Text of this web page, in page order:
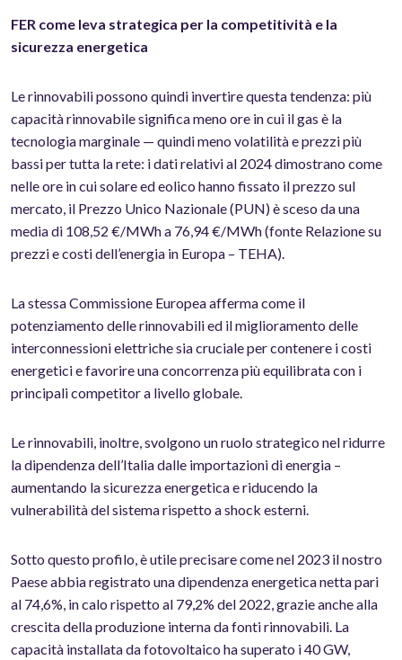
FER come leva strategica per la competitività e la
sicurezza energetica
Le rinnovabili possono quindi invertire questa tendenza: più
capacità rinnovabile significa meno ore in cui il gas è la
tecnologia marginale — quindi meno volatilità e prezzi più
bassi per tutta la rete: i dati relativi al 2024 dimostrano come
nelle ore in cui solare ed eolico hanno fissato il prezzo sul
mercato, il Prezzo Unico Nazionale (PUN) è sceso da una
media di 108,52 €/MWh a 76,94 €/MWh (fonte Relazione su
prezzi e costi dell’energia in Europa – TEHA).
La stessa Commissione Europea afferma come il
potenziamento delle rinnovabili ed il miglioramento delle
interconnessioni elettriche sia cruciale per contenere i costi
energetici e favorire una concorrenza più equilibrata con i
principali competitor a livello globale.
Le rinnovabili, inoltre, svolgono un ruolo strategico nel ridurre
la dipendenza dell’Italia dalle importazioni di energia –
aumentando la sicurezza energetica e riducendo la
vulnerabilità del sistema rispetto a shock esterni.
Sotto questo profilo, è utile precisare come nel 2023 il nostro
Paese abbia registrato una dipendenza energetica netta pari
al 74,6%, in calo rispetto al 79,2% del 2022, grazie anche alla
crescita della produzione interna da fonti rinnovabili. La
capacità installata da fotovoltaico ha superato i 40 GW,